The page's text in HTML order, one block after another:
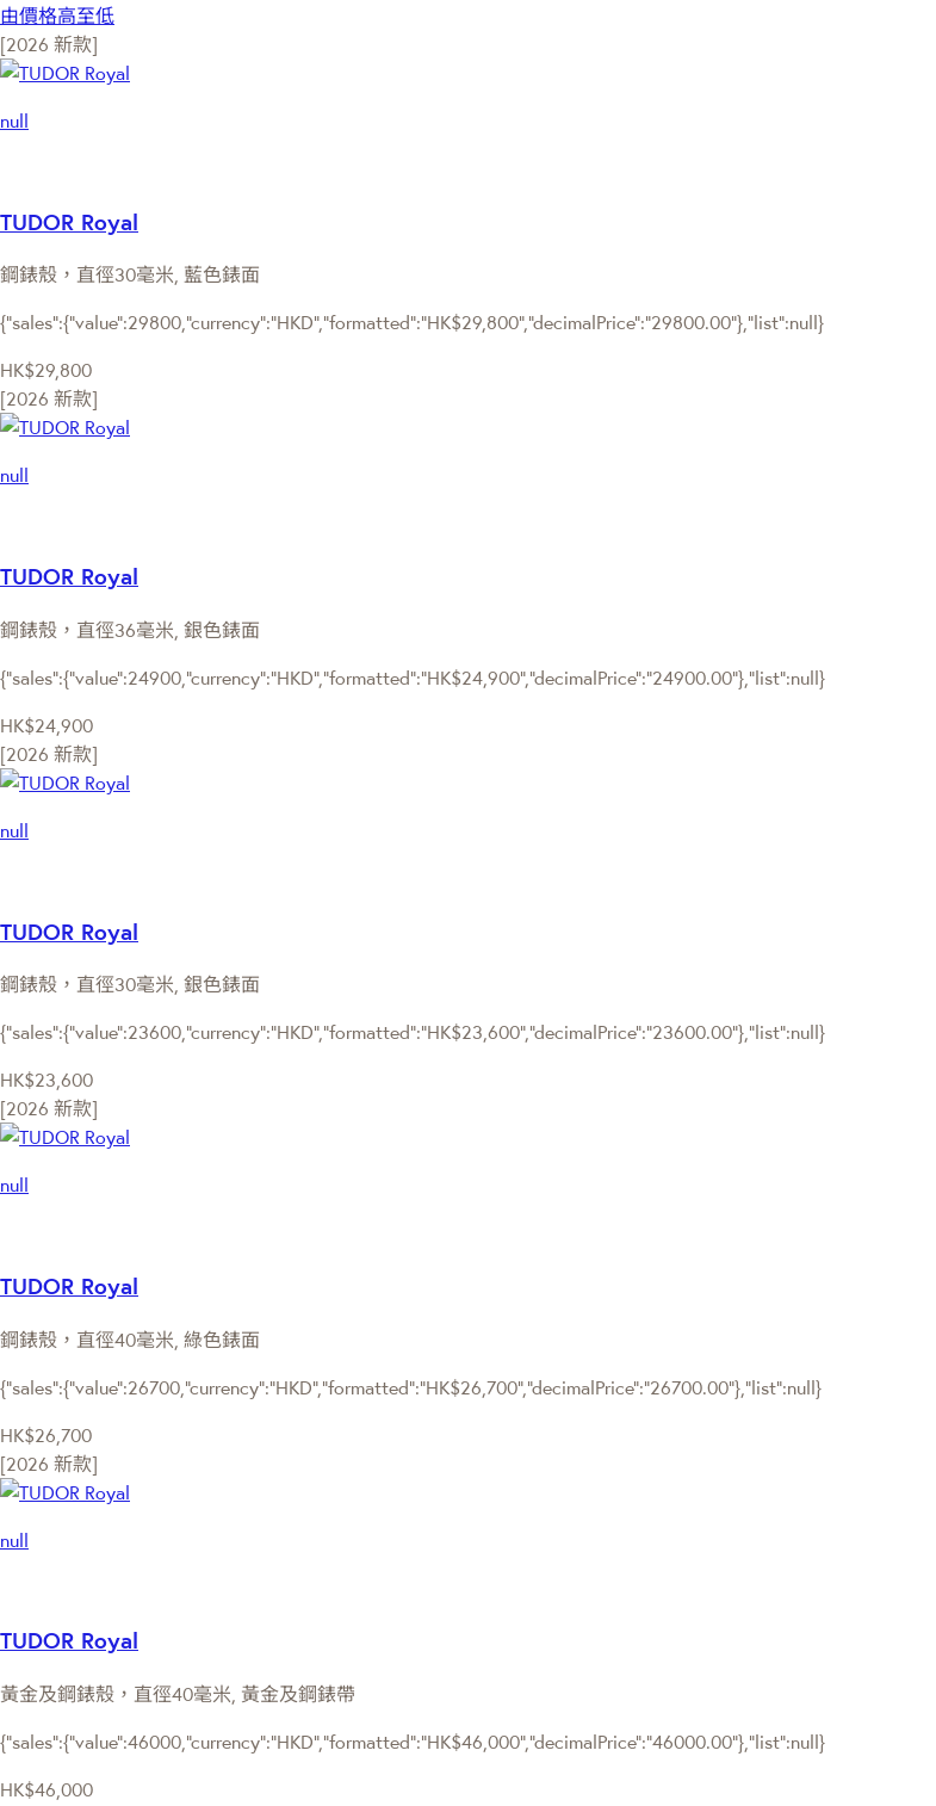
由價格高至低
[2026 新款]
null
TUDOR Royal
鋼錶殼，直徑30毫米, 藍色錶面
{"sales":{"value":29800,"currency":"HKD","formatted":"HK$29,800","decimalPrice":"29800.00"},"list":null}
HK$29,800
[2026 新款]
null
TUDOR Royal
鋼錶殼，直徑36毫米, 銀色錶面
{"sales":{"value":24900,"currency":"HKD","formatted":"HK$24,900","decimalPrice":"24900.00"},"list":null}
HK$24,900
[2026 新款]
null
TUDOR Royal
鋼錶殼，直徑30毫米, 銀色錶面
{"sales":{"value":23600,"currency":"HKD","formatted":"HK$23,600","decimalPrice":"23600.00"},"list":null}
HK$23,600
[2026 新款]
null
TUDOR Royal
鋼錶殼，直徑40毫米, 綠色錶面
{"sales":{"value":26700,"currency":"HKD","formatted":"HK$26,700","decimalPrice":"26700.00"},"list":null}
HK$26,700
[2026 新款]
null
TUDOR Royal
黃金及鋼錶殼，直徑40毫米, 黃金及鋼錶帶
{"sales":{"value":46000,"currency":"HKD","formatted":"HK$46,000","decimalPrice":"46000.00"},"list":null}
HK$46,000